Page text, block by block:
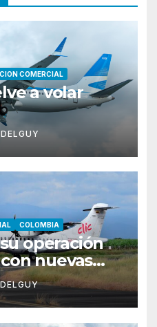
COMERCIAL
a volar
COLOMBIA
operación
nuevas
y Tolú